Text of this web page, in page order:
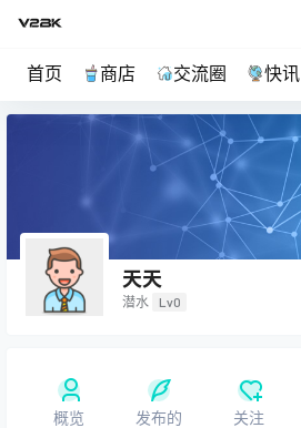
首页 商店 交流圈 快讯
天天
潜水 Lv0
概览 发布的 关注